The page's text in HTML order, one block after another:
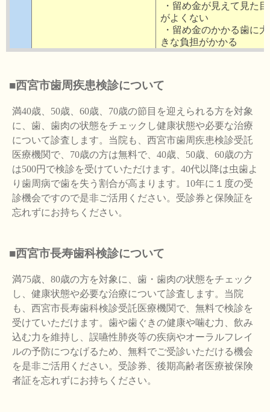
・留め金が見えて見た目
がよくない
・留め金のかかる歯に大
きな負担がかかる
■西宮市歯周疾患検診について
満40歳、50歳、60歳、70歳の節目を迎えられる方を対象
に、歯、歯肉の状態をチェックし健康状態や必要な治療
について診査します。当院も、西宮市歯周疾患検診受託
医療機関で、70歳の方は無料で、40歳、50歳、60歳の方
は500円で検診を受けていただけます。40代以降は虫歯よ
り歯周病で歯を失う割合が高まります。10年に１度の受
診機会ですので是非ご活用ください。受診券と保険証を
忘れずにお持ちください。
■西宮市長寿歯科検診について
満75歳、80歳の方を対象に、歯・歯肉の状態をチェック
し、健康状態や必要な治療について診査します。当院
も、西宮市長寿歯科検診受託医療機関で、無料で検診を
受けていただけます。歯や歯ぐきの健康や噛む力、飲み
込む力を維持し、誤嚥性肺炎等の疾病やオーラルフレイ
ルの予防につなげるため、無料でご受診いただける機会
を是非ご活用ください。受診券、後期高齢者医療被保険
者証を忘れずにお持ちください。